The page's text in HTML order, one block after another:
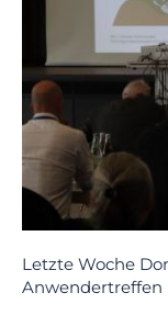
Letzte Woche
Anwendertreffen